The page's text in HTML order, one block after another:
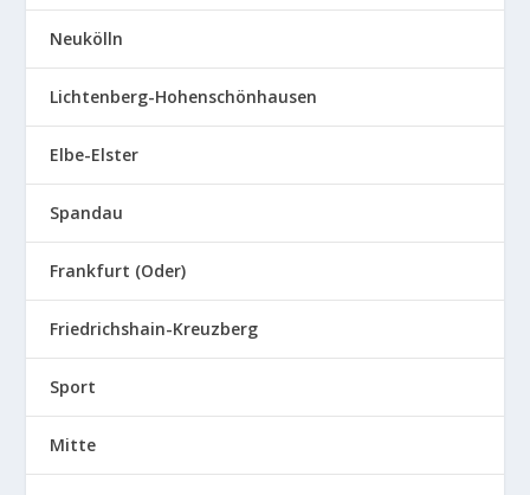
Neukölln
Lichtenberg-Hohenschönhausen
Elbe-Elster
Spandau
Frankfurt (Oder)
Friedrichshain-Kreuzberg
Sport
Mitte